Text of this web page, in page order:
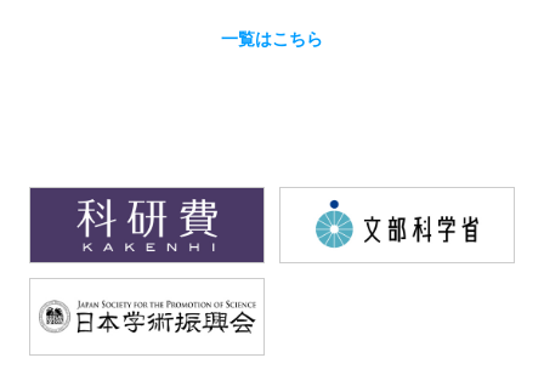
一覧はこちら